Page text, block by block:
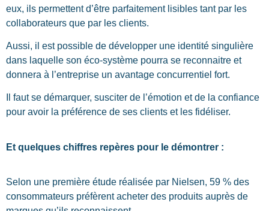
eux, ils permettent d’être parfaitement lisibles tant par les
collaborateurs que par les clients.
Aussi, il est possible de développer une identité singulière
dans laquelle son éco-système pourra se reconnaitre et
donnera à l’entreprise un avantage concurrentiel fort.
Il faut se démarquer, susciter de l’émotion et de la confiance
pour avoir la préférence de ses clients et les fidéliser.
Et quelques chiffres repères pour le démontrer :
Selon une première étude réalisée par Nielsen, 59 % des
consommateurs préfèrent acheter des produits auprès de